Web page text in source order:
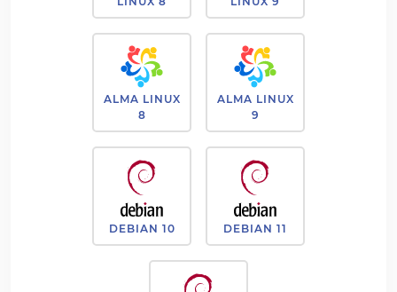
ALMA LINUX
8
ALMA LINUX
9
DEBIAN 10 DEBIAN 11